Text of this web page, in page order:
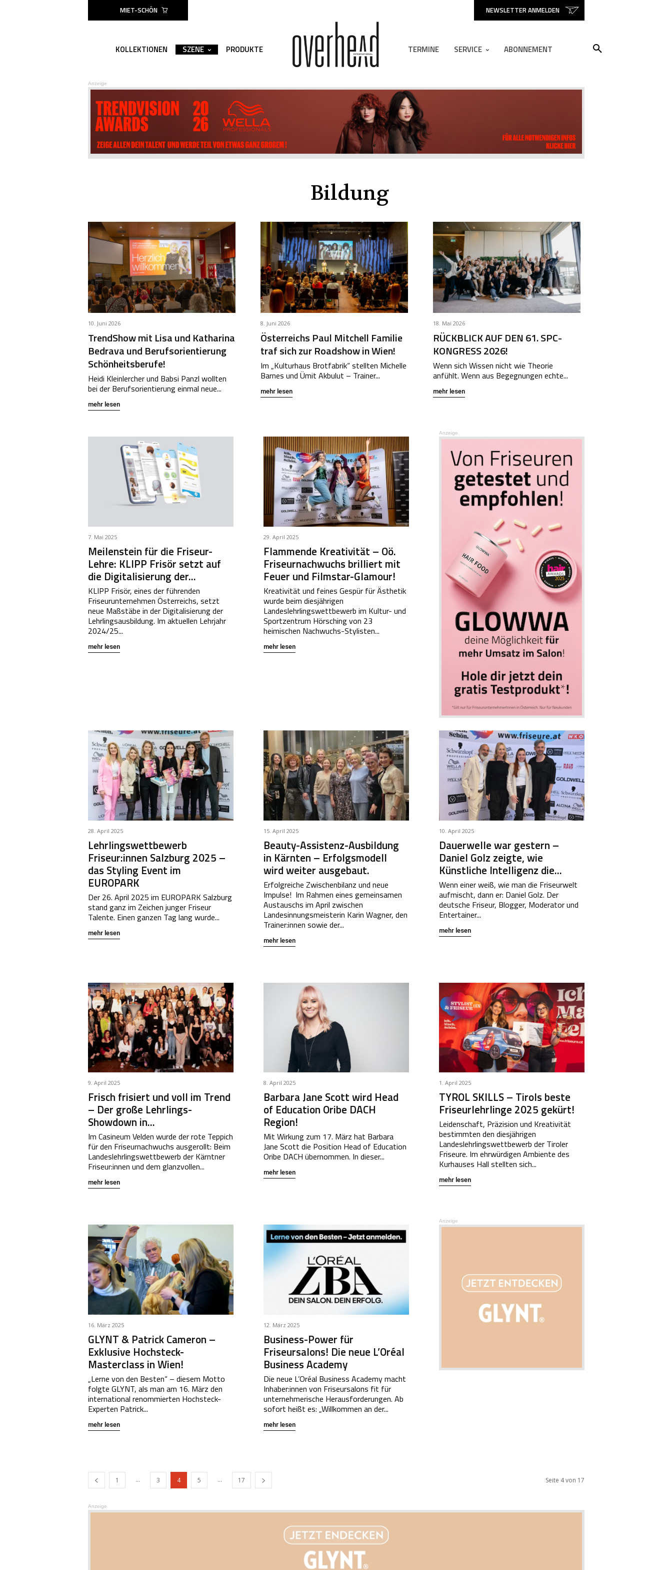
NEWSLETTER ANMELDEN
MIET-SCHÖN
KOLLEKTIONEN SZENE PRODUKTE TERMINE SERVICE ABONNEMENT
Anzeige
Bildung
10. Juni 2026
TrendShow mit Lisa und Katharina
Bedrava und Berufsorientierung
Schönheitsberufe!
Heidi Kleinlercher und Babsi Panzl wollten
bei der Berufsorientierung einmal neue...
mehr lesen
8. Juni 2026
Österreichs Paul Mitchell Familie
traf sich zur Roadshow in Wien!
Im „Kulturhaus Brotfabrik“ stellten Michelle
Barnes und Ümit Akbulut – Trainer...
mehr lesen
18. Mai 2026
RÜCKBLICK AUF DEN 61. SPC-
KONGRESS 2026!
Wenn sich Wissen nicht wie Theorie
anfühlt. Wenn aus Begegnungen echte...
mehr lesen
7. Mai 2025
Meilenstein für die Friseur-
Lehre: KLIPP Frisör setzt auf
die Digitalisierung der...
KLIPP Frisör, eines der führenden
Friseurunternehmen Österreichs, setzt
neue Maßstäbe in der Digitalisierung der
Lehrlingsausbildung. Im aktuellen Lehrjahr
2024/25...
mehr lesen
29. April 2025
Flammende Kreativität – Oö.
Friseurnachwuchs brilliert mit
Feuer und Filmstar-Glamour!
Kreativität und feines Gespür für Ästhetik
wurde beim diesjährigen
Landeslehrlingswettbewerb im Kultur- und
Sportzentrum Hörsching von 23
heimischen Nachwuchs-Stylisten...
mehr lesen
Anzeige
28. April 2025
Lehrlingswettbewerb
Friseur:innen Salzburg 2025 –
das Styling Event im
EUROPARK
Der 26. April 2025 im EUROPARK Salzburg
stand ganz im Zeichen junger Friseur
Talente. Einen ganzen Tag lang wurde...
mehr lesen
15. April 2025
Beauty-Assistenz-Ausbildung
in Kärnten – Erfolgsmodell
wird weiter ausgebaut.
Erfolgreiche Zwischenbilanz und neue
Impulse! Im Rahmen eines gemeinsamen
Austauschs im April zwischen
Landesinnungsmeisterin Karin Wagner, den
Trainer:innen sowie der...
mehr lesen
10. April 2025
Dauerwelle war gestern –
Daniel Golz zeigte, wie
Künstliche Intelligenz die...
Wenn einer weiß, wie man die Friseurwelt
aufmischt, dann er: Daniel Golz. Der
deutsche Friseur, Blogger, Moderator und
Entertainer...
mehr lesen
9. April 2025
Frisch frisiert und voll im Trend
– Der große Lehrlings-
Showdown in...
Im Casineum Velden wurde der rote Teppich
für den Friseurnachwuchs ausgerollt: Beim
Landeslehrlingswettbewerb der Kärntner
Friseur:innen und dem glanzvollen...
mehr lesen
8. April 2025
Barbara Jane Scott wird Head
of Education Oribe DACH
Region!
Mit Wirkung zum 17. März hat Barbara
Jane Scott die Position Head of Education
Oribe DACH übernommen. In dieser...
mehr lesen
1. April 2025
TYROL SKILLS – Tirols beste
Friseurlehrlinge 2025 gekürt!
Leidenschaft, Präzision und Kreativität
bestimmten den diesjährigen
Landeslehrlingswettbewerb der Tiroler
Friseure. Im ehrwürdigen Ambiente des
Kurhauses Hall stellten sich...
mehr lesen
16. März 2025
GLYNT & Patrick Cameron –
Exklusive Hochsteck-
Masterclass in Wien!
„Lerne von den Besten“ – diesem Motto
folgte GLYNT, als man am 16. März den
international renommierten Hochsteck-
Experten Patrick...
mehr lesen
12. März 2025
Business-Power für
Friseursalons! Die neue L’Oréal
Business Academy
Die neue L’Oréal Business Academy macht
Inhaber:innen von Friseursalons fit für
unternehmerische Herausforderungen. Ab
sofort heißt es: „Willkommen an der...
mehr lesen
Anzeige
1 ... 3 4 5 ... 17 Seite 4 von 17
Anzeige